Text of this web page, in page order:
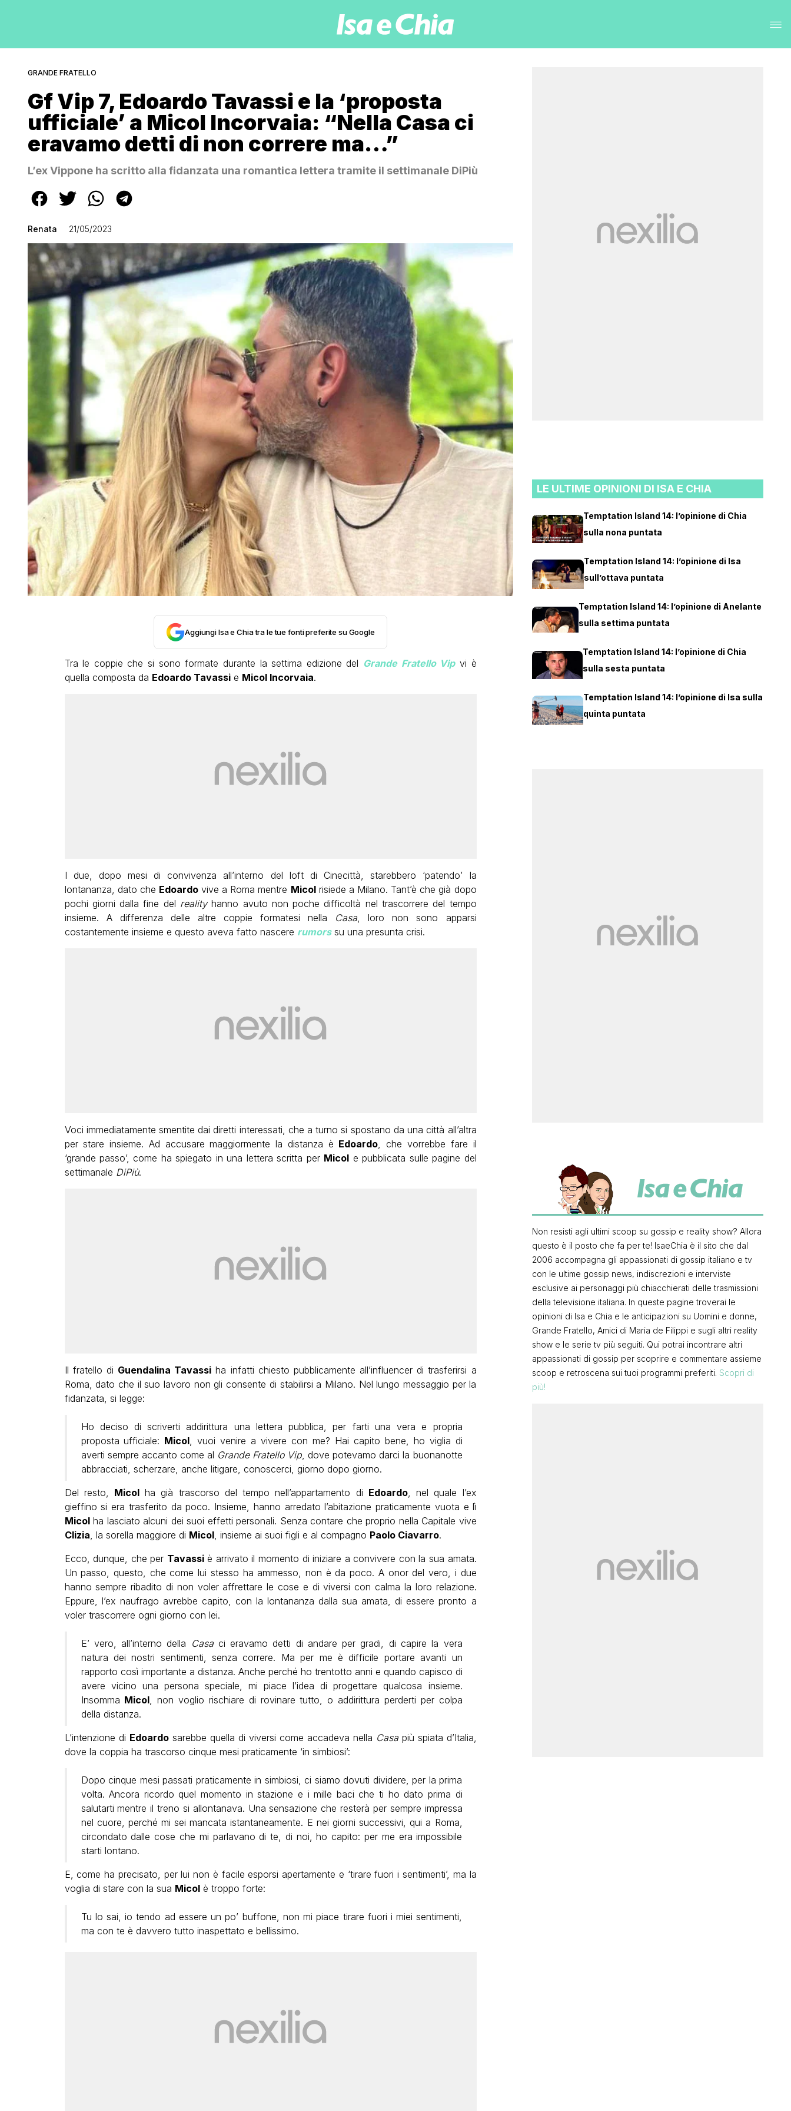
GRANDE FRATELLO
Gf Vip 7, Edoardo Tavassi e la ‘proposta
ufficiale’ a Micol Incorvaia: “Nella Casa ci
eravamo detti di non correre ma…”
L’ex Vippone ha scritto alla fidanzata una romantica lettera tramite il settimanale DiPiù
Renata 21/05/2023
Aggiungi Isa e Chia tra le tue fonti preferite su Google
Tra le coppie che si sono formate durante la settima edizione del Grande Fratello Vipvi è
quella composta da Edoardo Tavassie Micol Incorvaia.
I due, dopo mesi di convivenza all’interno del loft di Cinecittà, starebbero ‘patendo’ la
lontananza, dato che Edoardovive a Roma mentre Micolrisiede a Milano. Tant’è che già dopo
pochi giorni dalla fine del realityhanno avuto non poche difficoltà nel trascorrere del tempo
insieme. A differenza delle altre coppie formatesi nella Casa , loro non sono apparsi
costantemente insieme e questo aveva fatto nascere rumorssu una presunta crisi.
Voci immediatamente smentite dai diretti interessati, che a turno si spostano da una città all’altra
per stare insieme. Ad accusare maggiormente la distanza è Edoardo , che vorrebbe fare il
‘grande passo’, come ha spiegato in una lettera scritta per Micol e pubblicata sulle pagine del
settimanale DiPiù.
Il fratello di Guendalina Tavassi ha infatti chiesto pubblicamente all’influencer di trasferirsi a
Roma, dato che il suo lavoro non gli consente di stabilirsi a Milano. Nel lungo messaggio per la
fidanzata, si legge:
Ho deciso di scriverti addirittura una lettera pubblica, per farti una vera e propria
proposta ufficiale: Micol , vuoi venire a vivere con me? Hai capito bene, ho viglia di
averti sempre accanto come al Grande Fratello Vip , dove potevamo darci la buonanotte
abbracciati, scherzare, anche litigare, conoscerci, giorno dopo giorno.
Del resto, Micolha già trascorso del tempo nell’appartamento di Edoardo, nel quale l’ex
gieffino si era trasferito da poco. Insieme, hanno arredato l’abitazione praticamente vuota e lì
Micolha lasciato alcuni dei suoi effetti personali. Senza contare che proprio nella Capitale vive
Clizia , la sorella maggiore di Micol, insieme ai suoi figli e al compagno Paolo Ciavarro.
Ecco, dunque, che per Tavassiè arrivato il momento di iniziare a convivere con la sua amata.
Un passo, questo, che come lui stesso ha ammesso, non è da poco. A onor del vero, i due
hanno sempre ribadito di non voler affrettare le cose e di viversi con calma la loro relazione.
Eppure, l’ex naufrago avrebbe capito, con la lontananza dalla sua amata, di essere pronto a
voler trascorrere ogni giorno con lei.
E’ vero, all’interno della Casaci eravamo detti di andare per gradi, di capire la vera
natura dei nostri sentimenti, senza correre. Ma per me è difficile portare avanti un
rapporto così importante a distanza. Anche perché ho trentotto anni e quando capisco di
avere vicino una persona speciale, mi piace l’idea di progettare qualcosa insieme.
Insomma Micol , non voglio rischiare di rovinare tutto, o addirittura perderti per colpa
della distanza.
L’intenzione di Edoardosarebbe quella di viversi come accadeva nella Casapiù spiata d’Italia,
dove la coppia ha trascorso cinque mesi praticamente ‘in simbiosi’:
Dopo cinque mesi passati praticamente in simbiosi, ci siamo dovuti dividere, per la prima
volta. Ancora ricordo quel momento in stazione e i mille baci che ti ho dato prima di
salutarti mentre il treno si allontanava. Una sensazione che resterà per sempre impressa
nel cuore, perché mi sei mancata istantaneamente. E nei giorni successivi, qui a Roma,
circondato dalle cose che mi parlavano di te, di noi, ho capito: per me era impossibile
starti lontano.
E, come ha precisato, per lui non è facile esporsi apertamente e ‘tirare fuori i sentimenti’, ma la
voglia di stare con la sua Micolè troppo forte:
Tu lo sai, io tendo ad essere un po’ buffone, non mi piace tirare fuori i miei sentimenti,
ma con te è davvero tutto inaspettato e bellissimo.
LE ULTIME OPINIONI DI ISA E CHIA
Temptation Island 14: l’opinione di Chia
sulla nona puntata
Temptation Island 14: l’opinione di Isa
sull’ottava puntata
Temptation Island 14: l’opinione di Anelante
sulla settima puntata
Temptation Island 14: l’opinione di Chia
sulla sesta puntata
Temptation Island 14: l’opinione di Isa sulla
quinta puntata
Non resisti agli ultimi scoop su gossip e reality show? Allora
questo è il posto che fa per te! IsaeChia è il sito che dal
2006 accompagna gli appassionati di gossip italiano e tv
con le ultime gossip news, indiscrezioni e interviste
esclusive ai personaggi più chiacchierati delle trasmissioni
della televisione italiana. In queste pagine troverai le
opinioni di Isa e Chia e le anticipazioni su Uomini e donne,
Grande Fratello, Amici di Maria de Filippi e sugli altri reality
show e le serie tv più seguiti. Qui potrai incontrare altri
appassionati di gossip per scoprire e commentare assieme
scoop e retroscena sui tuoi programmi preferiti. Scopri di
più!